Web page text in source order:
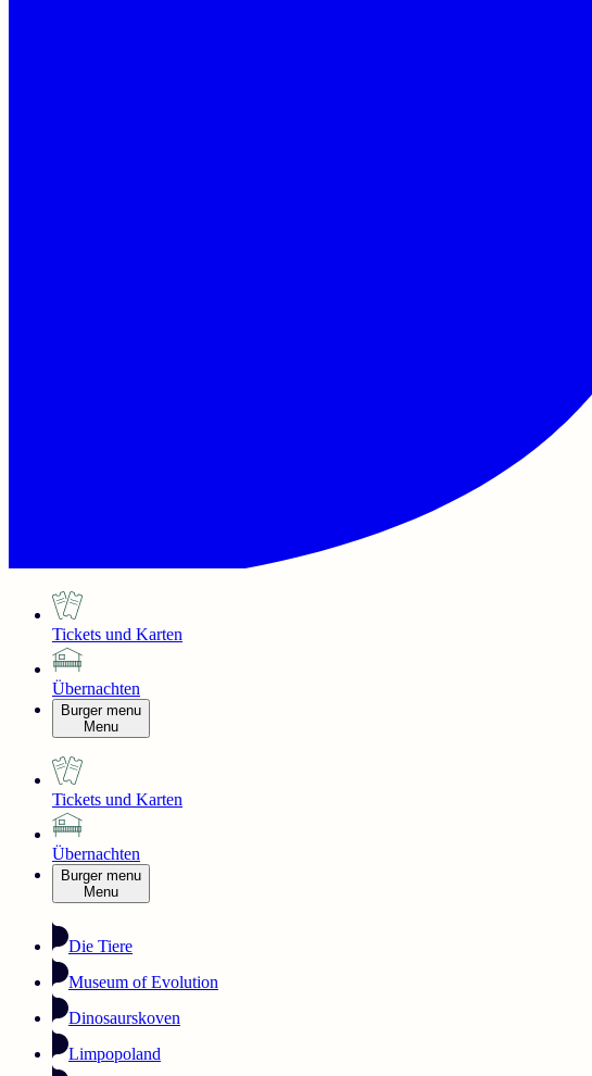
Tickets und Karten
Übernachten
Burger menu
Menu
Tickets und Karten
Übernachten
Burger menu
Menu
Die Tiere
Museum of Evolution
Dinosaurskoven
Limpopoland